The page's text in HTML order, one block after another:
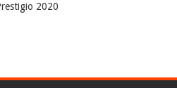
2020